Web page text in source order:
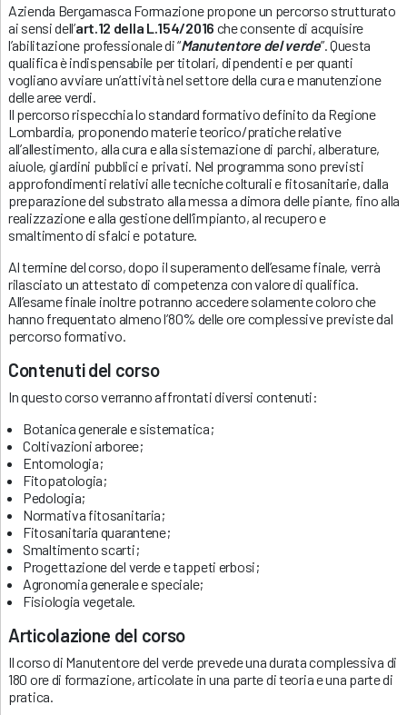
Azienda Bergamasca Formazione propone un percorso strutturato
ai sensi dell’art.12 della L.154/2016 che consente di acquisire
l’abilitazione professionale di “Manutentore del verde”. Questa
qualifica è indispensabile per titolari, dipendenti e per quanti
vogliano avviare un’attività nel settore della cura e manutenzione
delle aree verdi.
Il percorso rispecchia lo standard formativo definito da Regione
Lombardia, proponendo materie teorico/pratiche relative
all’allestimento, alla cura e alla sistemazione di parchi, alberature,
aiuole, giardini pubblici e privati. Nel programma sono previsti
approfondimenti relativi alle tecniche colturali e fitosanitarie, dalla
preparazione del substrato alla messa a dimora delle piante, fino alla
realizzazione e alla gestione dell’impianto, al recupero e
smaltimento di sfalci e potature.
Al termine del corso, dopo il superamento dell’esame finale, verrà
rilasciato un attestato di competenza con valore di qualifica.
All’esame finale inoltre potranno accedere solamente coloro che
hanno frequentato almeno l’80% delle ore complessive previste dal
percorso formativo.
Contenuti del corso
In questo corso verranno affrontati diversi contenuti:
Botanica generale e sistematica;
Coltivazioni arboree;
Entomologia;
Fitopatologia;
Pedologia;
Normativa fitosanitaria;
Fitosanitaria quarantene;
Smaltimento scarti;
Progettazione del verde e tappeti erbosi;
Agronomia generale e speciale;
Fisiologia vegetale.
Articolazione del corso
Il corso di Manutentore del verde prevede una durata complessiva di
180 ore di formazione, articolate in una parte di teoria e una parte di
pratica.